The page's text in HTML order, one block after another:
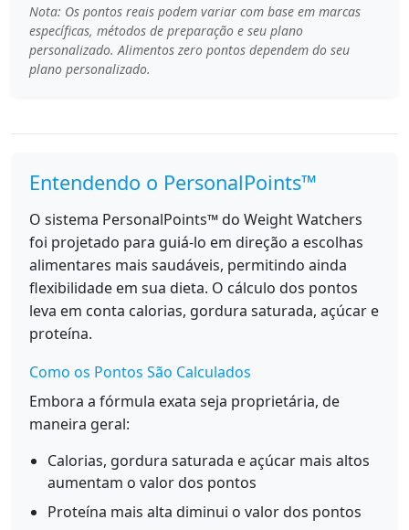
Nota: Os pontos reais podem variar com base em marcas
específicas, métodos de preparação e seu plano
personalizado. Alimentos zero pontos dependem do seu
plano personalizado.
Entendendo o PersonalPoints™
O sistema PersonalPoints™ do Weight Watchers
foi projetado para guiá-lo em direção a escolhas
alimentares mais saudáveis, permitindo ainda
flexibilidade em sua dieta. O cálculo dos pontos
leva em conta calorias, gordura saturada, açúcar e
proteína.
Como os Pontos São Calculados
Embora a fórmula exata seja proprietária, de
maneira geral:
Calorias, gordura saturada e açúcar mais altos
aumentam o valor dos pontos
Proteína mais alta diminui o valor dos pontos